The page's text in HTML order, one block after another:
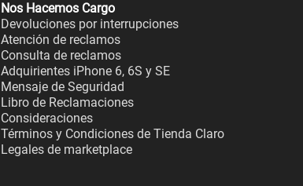
Nos Hacemos Cargo
Devoluciones por interrupciones
Atención de reclamos
Consulta de reclamos
Adquirientes iPhone 6, 6S y SE
Mensaje de Seguridad
Libro de Reclamaciones
Consideraciones
Términos y Condiciones de Tienda Claro
Legales de marketplace